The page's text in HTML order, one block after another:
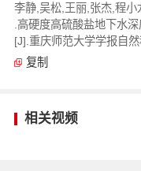
李静,吴松,王丽,张杰,程小
.高硬度高硫酸盐地下水
[J].重庆师范大学学报自
复制
相关视频